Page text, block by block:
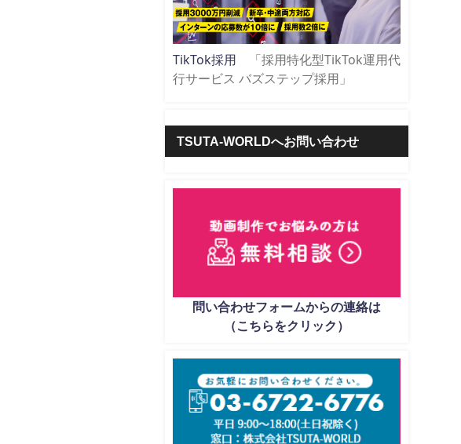
TikTok採用 「採用特化型TikTok運用代
行サービス バズステップ採用」
TSUTA-WORLDへお問い合わせ
問い合わせフォームからの連絡は
（こちらをクリック）